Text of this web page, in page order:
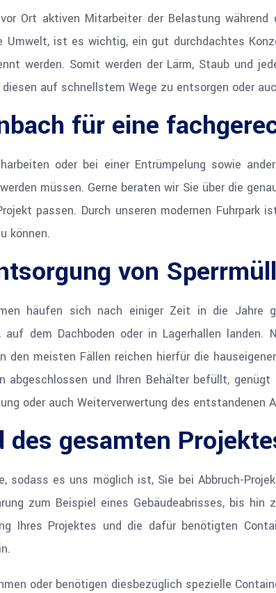
Ort aktiven Mitarbeiter der Belastung
Umwelt, ist es wichtig, ein gut durchdachtes
werden. Somit werden der Lärm, Staub und
auf schnellstem Wege zu entsorgen oder
für eine
oder bei einer Entrümpelung sowie
müssen. Gerne beraten wir Sie über die
passen. Durch unseren modernen
können.
von Sperrmüll
häufen sich nach einiger Zeit in die Jahre
auf dem Dachboden oder in Lagerhallen
den meisten Fällen reichen hierfür die
abgeschlossen und Ihren Behälter befüllt,
oder auch Weiterverwertung des entstandenen
gesamten
sodass es uns möglich ist, Sie bei Abbruch-
zum Beispiel eines Gebäudeabrisses, bis
Ihres Projektes und die dafür benötigten
oder benötigen diesbezüglich spezielle